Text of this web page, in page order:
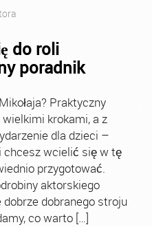
do roli
poradnik
Praktyczny
krokami, a z
dla dzieci –
chcesz wcielić się w tę
przygotować.
aktorskiego
dobranego stroju
co warto […]